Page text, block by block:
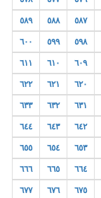
٥٨٧ ٥٨٨ ٥٨٩
٥٩٨ ٥٩٩ ٦٠٠
٦٠٩ ٦١٠ ٦١١
٦٢٠ ٦٢١ ٦٢٢
٦٣١ ٦٣٢ ٦٣٣
٦٤٢ ٦٤٣ ٦٤٤
٦٥٣ ٦٥٤ ٦٥٥
٦٦٤ ٦٦٥ ٦٦٦
٦٧٥ ٦٧٦ ٦٧٧